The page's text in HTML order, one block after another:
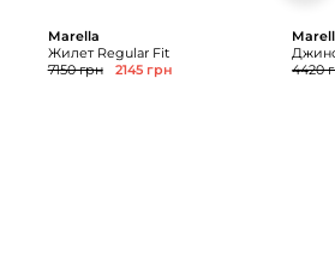
Marella
Жилет Regular Fit
7150 грн
2145 грн
4420